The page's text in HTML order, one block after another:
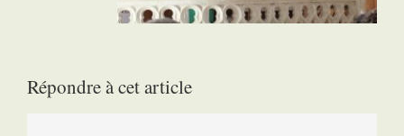
Répondre à cet article